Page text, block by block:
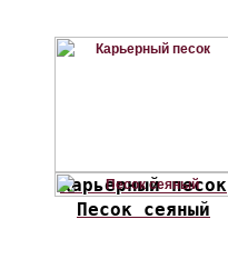
Карьерный песок
Песок сеяный